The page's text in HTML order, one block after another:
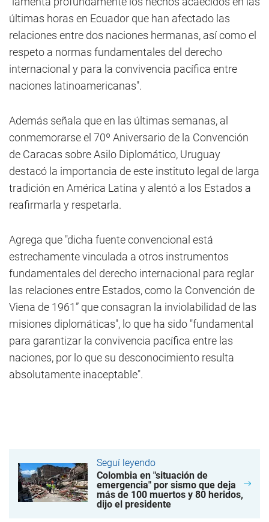
últimas horas en Ecuador que han afectado las
relaciones entre dos naciones hermanas, así como el
respeto a normas fundamentales del derecho
internacional y para la convivencia pacífica entre
naciones latinoamericanas".
Además señala que en las últimas semanas, al
conmemorarse el 70º Aniversario de la Convención
de Caracas sobre Asilo Diplomático, Uruguay
destacó la importancia de este instituto legal de larga
tradición en América Latina y alentó a los Estados a
reafirmarla y respetarla.
Agrega que "dicha fuente convencional está
estrechamente vinculada a otros instrumentos
fundamentales del derecho internacional para reglar
las relaciones entre Estados, como la Convención de
Viena de 1961” que consagran la inviolabilidad de las
misiones diplomáticas", lo que ha sido "fundamental
para garantizar la convivencia pacífica entre las
naciones, por lo que su desconocimiento resulta
absolutamente inaceptable".
Seguí leyendo
Colombia en "situación de
emergencia" por sismo que deja
más de 100 muertos y 80 heridos,
dijo el presidente